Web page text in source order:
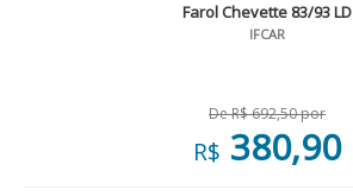
Farol Chevette 83/93 LD
IFCAR
De R$ 692,50 por
R$ 380,90